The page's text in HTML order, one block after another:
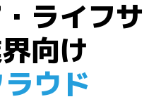
マンスを改善する
ライフサ
向け
ウド